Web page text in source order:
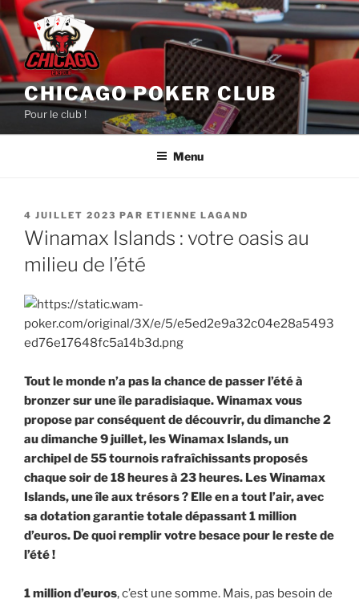
Aller
au
contenu
principal
CHICAGO POKER CLUB
Pour le club !
Menu
PUBLIÉ
LE
4 JUILLET 2023 PAR ETIENNE LAGAND
Winamax Islands : votre oasis au
milieu de l’été
Tout le monde n’a pas la chance de passer l’été à
bronzer sur une île paradisiaque. Winamax vous
propose par conséquent de découvrir, du dimanche 2
au dimanche 9 juillet, les Winamax Islands, un
archipel de 55 tournois rafraîchissants proposés
chaque soir de 18 heures à 23 heures. Les Winamax
Islands, une île aux trésors ? Elle en a tout l’air, avec
sa dotation garantie totale dépassant 1 million
d’euros. De quoi remplir votre besace pour le reste de
l’été !
1 million d’euros, c’est une somme. Mais, pas besoin de